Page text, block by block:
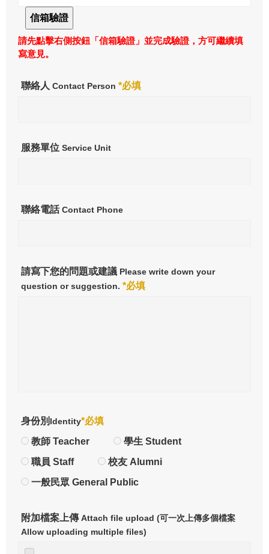
請先點擊右側按鈕「信箱驗證」並完成驗證，方可繼續填
寫意見。
聯絡人 Contact Person *必填
服務單位 Service Unit
聯絡電話 Contact Phone
請寫下您的問題或建議 Please write down your
question or suggestion. *必填
身份別 Identity*必填
教師 Teacher
學生 Student
職員 Staff
校友 Alumni
一般民眾 General Public
附加檔案上傳 Attach file upload (可一次上傳多個檔案
Allow uploading multiple files)